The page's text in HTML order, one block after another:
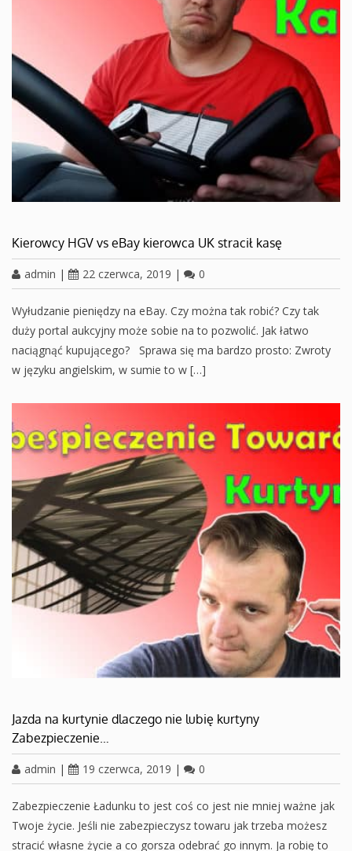
Kierowcy HGV vs eBay kierowca UK stracił kasę
admin | 22 czerwca, 2019 | 0
Wyłudzanie pieniędzy na eBay. Czy można tak robić? Czy tak
duży portal aukcyjny może sobie na to pozwolić. Jak łatwo
naciągnąć kupującego? Sprawa się ma bardzo prosto: Zwroty
w języku angielskim, w sumie to w […]
Jazda na kurtynie dlaczego nie lubię kurtyny
Zabezpieczenie…
admin | 19 czerwca, 2019 | 0
Zabezpieczenie Ładunku to jest coś co jest nie mniej ważne jak
Twoje życie. Jeśli nie zabezpieczysz towaru jak trzeba możesz
stracić własne życie a co gorsza odebrać go innym. Ja robię to